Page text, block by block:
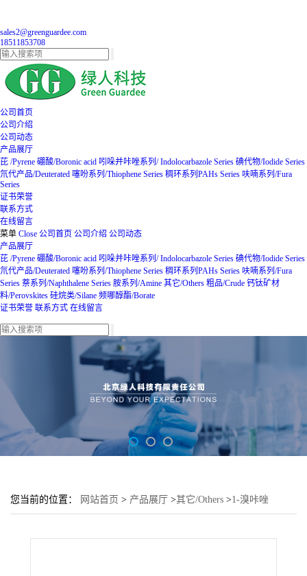
sales2@greenguardee.com
18511853708
公司首页
公司介绍
公司动态
产品展厅
芘 /Pyrene 硼酸/Boronic acid 吲哚并咔唑系列/ Indolocarbazole Series 碘代物/Iodide Series
氘代产品/Deuterated 噻吩系列/Thiophene Series 稠环系列PAHs Series 呋喃系列/Fura
Series
证书荣誉
联系方式
在线留言
菜单 Close 公司首页 公司介绍 公司动态
产品展厅
芘 /Pyrene 硼酸/Boronic acid 吲哚并咔唑系列/ Indolocarbazole Series 碘代物/Iodide Series
氘代产品/Deuterated 噻吩系列/Thiophene Series 稠环系列PAHs Series 呋喃系列/Fura
Series 萘系列/Naphthalene Series 胺系列/Amine 其它/Others 粗品/Crude 钙钛矿材
料/Perovskites 硅烷类/Silane 频哪醇酯/Borate
证书荣誉 联系方式 在线留言
您当前的位置： 网站首页 > 产品展厅 >其它/Others >1-溴咔唑